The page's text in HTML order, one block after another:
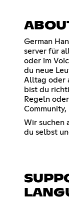
German
server für
oder im
du neue
Alltag oder
bist du
Regeln
Wir suchen
du selbst